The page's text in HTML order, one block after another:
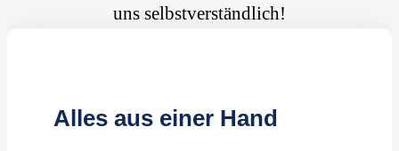
uns selbstverständlich!
Alles aus einer Hand